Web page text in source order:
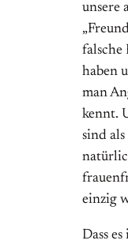
unsere
falsche
haben
man
kennt.
sind
einzig
Dass